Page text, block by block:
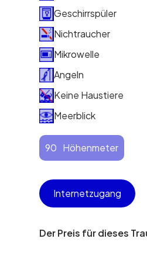
Geschirrspüler
Nichtraucher
Mikrowelle
Angeln
Keine Haustiere
Meerblick
90 Höhenmeter
Internetzugang
Der Preis für dieses